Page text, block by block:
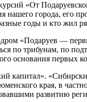
«От
нашего города, его
годы и кто
«Подаруев —
по трибунам, по
основания первых
капитал».
края, в
развитию